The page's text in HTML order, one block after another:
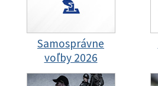
Samosprávne
voľby 2026